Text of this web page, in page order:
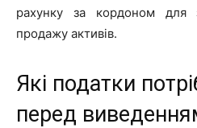
рахунку за кордоном для
продажу активів.
Які податки
перед